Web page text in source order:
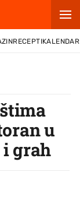
RECEPTIKALENDAR
u
i grah